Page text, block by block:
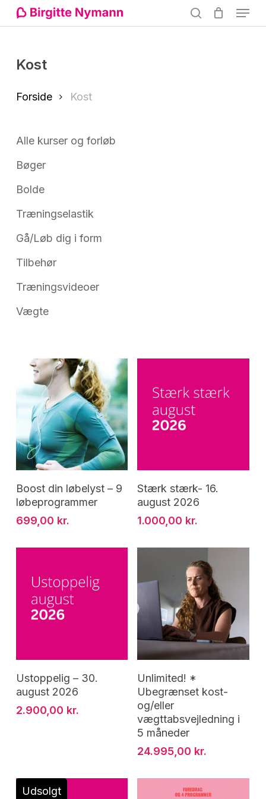
Skip
to
content
search
Menu
Kost
Forside Kost
Alle kurser og forløb
Bøger
Bolde
Træningselastik
Gå/Løb dig i form
Tilbehør
Træningsvideoer
Vægte
Tilføj Til Kurv
Boost din løbelyst – 9
løbeprogrammer
699,00 kr.
Tilføj Til Kurv
Stærk stærk- 16.
august 2026
1.000,00 kr.
Ustoppelig – 30.
august 2026
2.900,00 kr.
Unlimited! *
Ubegrænset kost-
og/eller
vægttabsvejledning i
5 måneder
24.995,00 kr.
Udsolgt